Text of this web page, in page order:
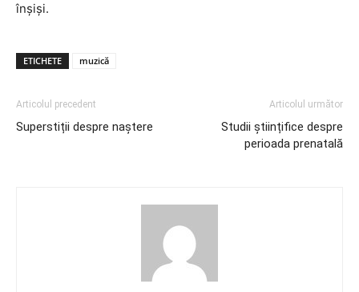
înşişi.
ETICHETE muzică
Articolul precedent
Superstiții despre naștere
Articolul următor
Studii științifice despre
perioada prenatală